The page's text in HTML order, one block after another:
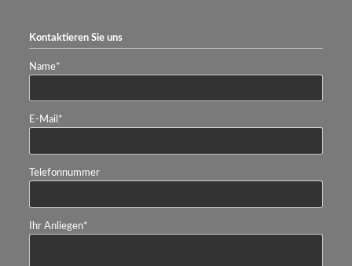
Kontaktieren Sie uns
Pflichtfeld
Name*
Pflichtfeld
E-Mail *
Telefonnummer
Pflichtfeld
Ihr Anliegen*